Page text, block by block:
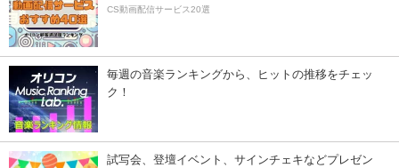
CS動画配信サービス20選
毎週の音楽ランキングから、ヒットの推移をチェッ
ク！
試写会、登壇イベント、サインチェキなどプレゼン